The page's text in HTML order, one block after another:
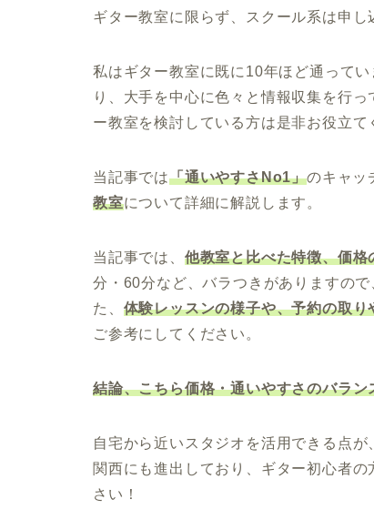
ギター教室に限らず、スクール系は申し
私はギター教室に既に10年ほど通って
り、大手を中心に色々と情報収集を行
ー教室を検討している方は是非お役立て
当記事では「通いやすさNo1」のキャッ
教室について詳細に解説します。
当記事では、 他教室と比べた特徴、価格
分・60分など、バラつきがありますので
た、 体験レッスンの様子や、予約の取り
ご参考にしてください。
結論、こちら価格・通いやすさのバラ
自宅から近いスタジオを活用できる点
関西にも進出しており、ギター初心者
さい！